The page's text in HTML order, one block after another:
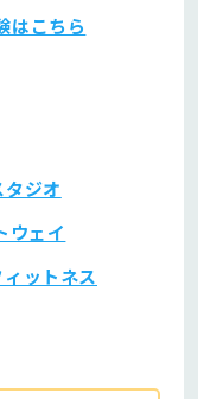
はこちら
ジオ
ウェイ
ットネス